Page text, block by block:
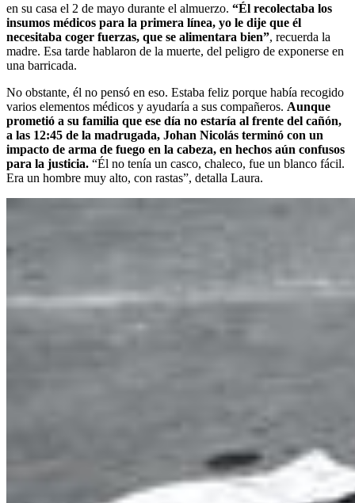
en su casa el 2 de mayo durante el almuerzo. “Él recolectaba los
insumos médicos para la primera línea, yo le dije que él
necesitaba coger fuerzas, que se alimentara bien”, recuerda la
madre. Esa tarde hablaron de la muerte, del peligro de exponerse en
una barricada.
No obstante, él no pensó en eso. Estaba feliz porque había recogido
varios elementos médicos y ayudaría a sus compañeros. Aunque
prometió a su familia que ese día no estaría al frente del cañón,
a las 12:45 de la madrugada, Johan Nicolás terminó con un
impacto de arma de fuego en la cabeza, en hechos aún confusos
para la justicia. “Él no tenía un casco, chaleco, fue un blanco fácil.
Era un hombre muy alto, con rastas”, detalla Laura.